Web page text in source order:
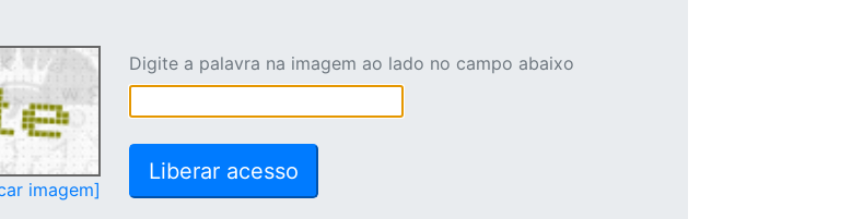
imagem]
Digite a palavra na imagem ao lado no campo abaixo